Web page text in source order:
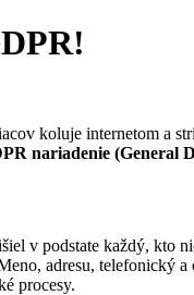
koluje internetom a
nariadenie (General
v podstate každý, kto
adresu, telefonický
procesy.